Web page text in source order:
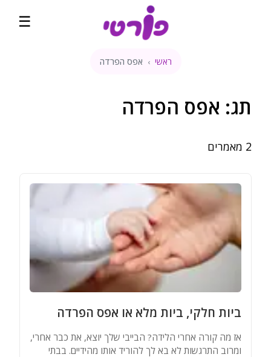
☰
ראשי
השוואת מחירים
בלוג
דירוגים
מאגר שמות
מחשבונים
ראשי › אפס הפרדה
תג: אפס הפרדה
2 מאמרים
ביות חלקי, ביות מלא או אפס הפרדה
אז מה קורה אחרי הלידה? הבייבי שלך יוצא, את כבר אחרי,
ומרוב התרגשות לא בא לך להוריד אותו מהידיים. בבתי